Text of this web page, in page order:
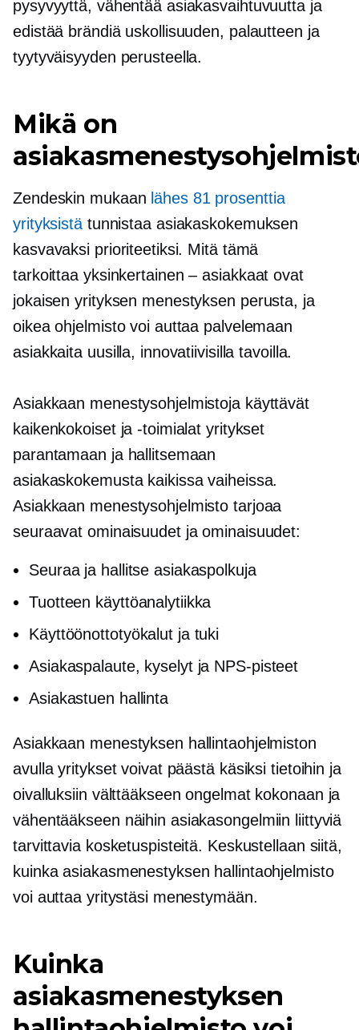
pysyvyyttä, vähentää asiakasvaihtuvuutta ja
edistää brändiä uskollisuuden, palautteen ja
tyytyväisyyden perusteella.
Mikä on
Zendeskin mukaan lähes 81 prosenttia
yrityksistätunnistaa asiakaskokemuksen
kasvavaksi prioriteetiksi. Mitä tämä
tarkoittaa yksinkertainen – asiakkaat ovat
jokaisen yrityksen menestyksen perusta, ja
oikea ohjelmisto voi auttaa palvelemaan
asiakkaita uusilla, innovatiivisilla tavoilla.
Asiakkaan menestysohjelmistoja käyttävät
kaikenkokoiset ja -toimialat yritykset
parantamaan ja hallitsemaan
asiakaskokemusta kaikissa vaiheissa.
Asiakkaan menestysohjelmisto tarjoaa
seuraavat ominaisuudet ja ominaisuudet:
Seuraa ja hallitse asiakaspolkuja
Tuotteen käyttöanalytiikka
Käyttöönottotyökalut ja tuki
Asiakaspalaute, kyselyt ja NPS-pisteet
Asiakastuen hallinta
Asiakkaan menestyksen hallintaohjelmiston
avulla yritykset voivat päästä käsiksi tietoihin ja
oivalluksiin välttääkseen ongelmat kokonaan ja
vähentääkseen näihin asiakasongelmiin liittyviä
tarvittavia kosketuspisteitä. Keskustellaan siitä,
kuinka asiakasmenestyksen hallintaohjelmisto
voi auttaa yritystäsi menestymään.
Kuinka
asiakasmenestyksen